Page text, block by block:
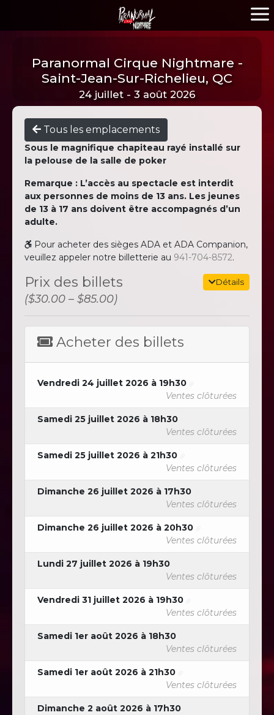
Paranormal Cirque Nightmare -
Saint-Jean-Sur-Richelieu, QC
24 juillet - 3 août 2026
Tous les emplacements
Sous le magnifique chapiteau rayé installé sur
la pelouse de la salle de poker
Remarque : L’accès au spectacle est interdit
aux personnes de moins de 13 ans. Les jeunes
de 13 à 17 ans doivent être accompagnés d’un
adulte.
Pour acheter des sièges ADA et ADA Companion,
veuillez appeler notre billetterie au 941-704-8572.
Détails
Prix ​​des billets
($30.00 – $85.00)
Acheter des billets
Vendredi 24 juillet 2026 à 19h30
Ventes clôturées
Samedi 25 juillet 2026 à 18h30
Ventes clôturées
Samedi 25 juillet 2026 à 21h30
Ventes clôturées
Dimanche 26 juillet 2026 à 17h30
Ventes clôturées
Dimanche 26 juillet 2026 à 20h30
Ventes clôturées
Lundi 27 juillet 2026 à 19h30
Ventes clôturées
Vendredi 31 juillet 2026 à 19h30
Ventes clôturées
Samedi 1er août 2026 à 18h30
Ventes clôturées
Samedi 1er août 2026 à 21h30
Ventes clôturées
Dimanche 2 août 2026 à 17h30